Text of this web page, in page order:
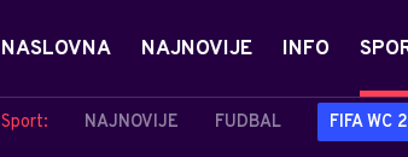
NASLOVNA NAJNOVIJE INFO
Sport: NAJNOVIJE FUDBAL FIFA WC